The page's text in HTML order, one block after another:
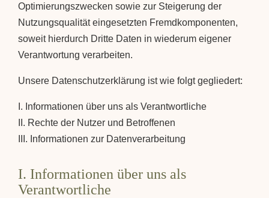
Optimierungszwecken sowie zur Steigerung der
Nutzungsqualität eingesetzten Fremdkomponenten,
soweit hierdurch Dritte Daten in wiederum eigener
Verantwortung verarbeiten.
Unsere Datenschutzerklärung ist wie folgt gegliedert:
I. Informationen über uns als Verantwortliche
II. Rechte der Nutzer und Betroffenen
III. Informationen zur Datenverarbeitung
I. Informationen über uns als
Verantwortliche